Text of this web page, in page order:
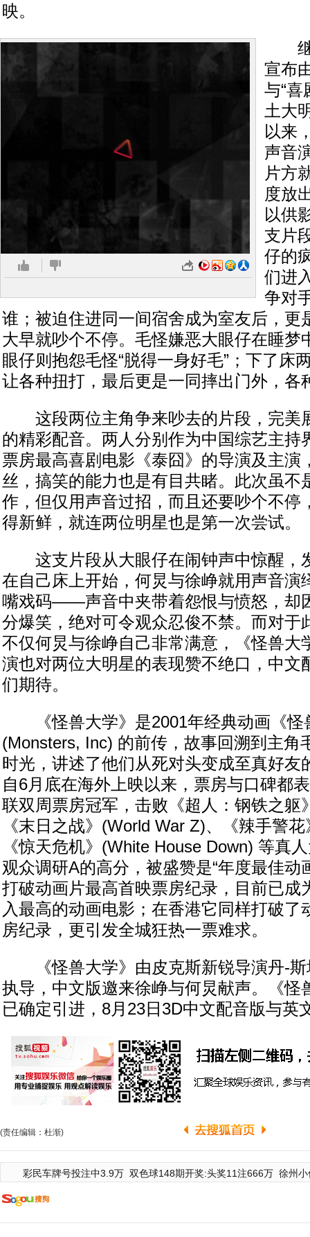
映。
继
宣布
与“喜
土大
以来
声音
片方
度放
以供
支片
仔的
们进
争对
谁；被迫住进同一间宿舍成为室友后，更
大早就吵个不停。毛怪嫌恶大眼仔在睡梦
眼仔则抱怨毛怪“脱得一身好毛”；下了床
让各种扭打，最后更是一同摔出门外，各
这段两位主角争来吵去的片段，完美
的精彩配音。两人分别作为中国综艺主持
票房最高喜剧电影《泰囧》的导演及主演
丝，搞笑的能力也是有目共睹。此次虽不
作，但仅用声音过招，而且还要吵个不停
得新鲜，就连两位明星也是第一次尝试。
这支片段从大眼仔在闹钟声中惊醒，
在自己床上开始，何炅与徐峥就用声音演
嘴戏码——声音中夹带着怨恨与愤怒，却
分爆笑，绝对可令观众忍俊不禁。而对于
不仅何炅与徐峥自己非常满意，《怪兽大
演也对两位大明星的表现赞不绝口，中文
们期待。
《怪兽大学》是2001年经典动画《怪
(Monsters, Inc) 的前传，故事回溯到主角
时光，讲述了他们从死对头变成至真好友
自6月底在海外上映以来，票房与口碑
联双周票房冠军，击败《超人：钢铁之躯
《末日之战》(World War Z)、《辣手警
《惊天危机》(White House Down) 等真
观众调研A的高分，被盛赞是“年度最佳动
打破动画片最高首映票房纪录，目前已成
入最高的动画电影；在香港它同样打破了
房纪录，更引发全城狂热一票难求。
《怪兽大学》由皮克斯新锐导演丹-斯
执导，中文版邀来徐峥与何炅献声。《怪
已确定引进，8月23日3D中文配音版与英
(责任编辑：杜渐)
彩民车牌号投注中3.9万 双色球148期开奖:头奖11注666万 徐州